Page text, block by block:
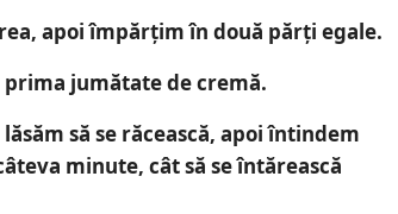
apoi împărțim în două părți egale.
jumătate de cremă.
să se răcească, apoi întindem
minute, cât să se întărească